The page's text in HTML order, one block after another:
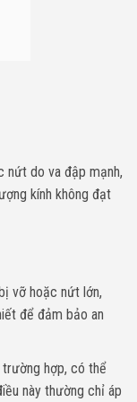
nứt do va đập mạnh,
kính không đạt
vỡ hoặc nứt lớn,
để đảm bảo an
hợp, có thể
này thường chỉ áp